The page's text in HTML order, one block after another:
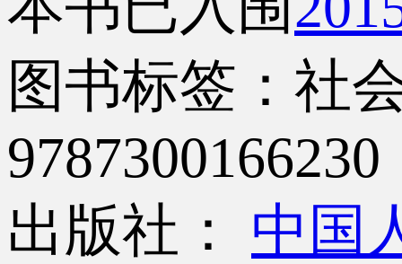
图书标签：社
9787300166230
出版社： 中国